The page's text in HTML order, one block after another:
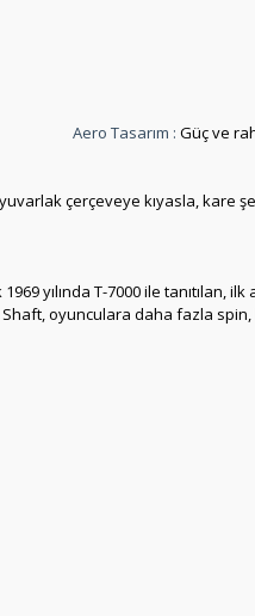
Aero Tasarım : Güç ve
çerçeveye kıyasla, kare
yılında T-7000 ile
oyunculara daha fazla spin,